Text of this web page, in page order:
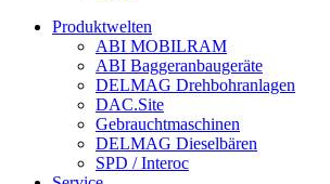
Produktwelten
ABI MOBILRAM
ABI Baggeranbaugeräte
DELMAG Drehbohranlagen
DAC.Site
Gebrauchtmaschinen
DELMAG Dieselbären
SPD / Interoc